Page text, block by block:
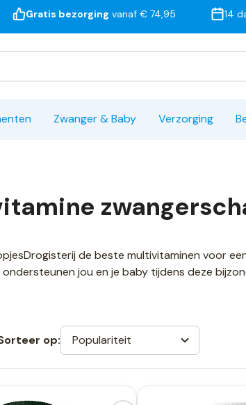
Gratis bezorging vanaf € 74,95 14
Zwanger & Baby Verzorging
de beste multivitaminen voor
jou en je baby tijdens deze
op: Populariteit